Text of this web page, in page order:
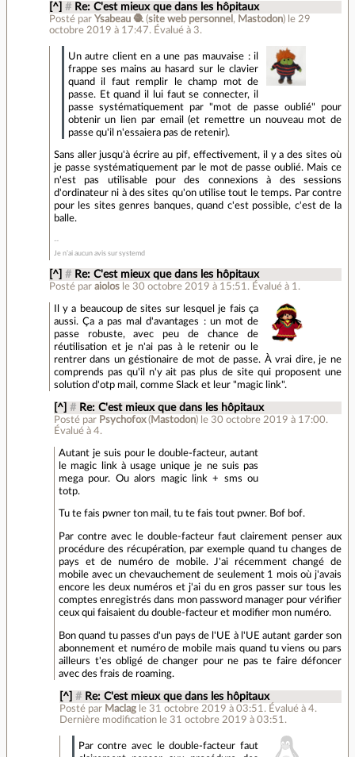
[^] # Re: C'est mieux que dans les hôpitaux
Posté par Ysabeau 🧶(site web personnel , Mastodon) le 29
octobre 2019 à 17:47. Évalué à 3.
Un autre client en a une pas mauvaise : il
frappe ses mains au hasard sur le clavier
quand il faut remplir le champ mot de
passe. Et quand il lui faut se connecter, il
passe systématiquement par "mot de passe oublié" pour
obtenir un lien par email (et remettre un nouveau mot de
passe qu'il n'essaiera pas de retenir).
Sans aller jusqu'à écrire au pif, effectivement, il y a des sites où
je passe systématiquement par le mot de passe oublié. Mais ce
n'est pas utilisable pour des connexions à des sessions
d'ordinateur ni à des sites qu'on utilise tout le temps. Par contre
pour les sites genres banques, quand c'est possible, c'est de la
balle.
Je n’ai aucun avis sur systemd
[^] # Re: C'est mieux que dans les hôpitaux
Posté par aiolos le 30 octobre 2019 à 15:51 . Évalué à 1 .
Il y a beaucoup de sites sur lesquel je fais ça
aussi. Ça a pas mal d'avantages : un mot de
passe robuste, avec peu de chance de
réutilisation et je n'ai pas à le retenir ou le
rentrer dans un géstionaire de mot de passe. À vrai dire, je ne
comprends pas qu'il n'y ait pas plus de site qui proposent une
solution d'otp mail, comme Slack et leur "magic link".
[^] # Re: C'est mieux que dans les hôpitaux
Posté par Psychofox( Mastodon) le 30 octobre 2019 à 17:00.
Évalué à4.
Autant je suis pour le double-facteur, autant
le magic link à usage unique je ne suis pas
mega pour. Ou alors magic link + sms ou
totp.
Tu te fais pwner ton mail, tu te fais tout pwner. Bof bof.
Par contre avec le double-facteur faut clairement penser aux
procédure des récupération, par exemple quand tu changes de
pays et de numéro de mobile. J'ai récemment changé de
mobile avec un chevauchement de seulement 1 mois où j'avais
encore les deux numéros et j'ai du en gros passer sur tous les
comptes enregistrés dans mon password manager pour vérifier
ceux qui faisaient du double-facteur et modifier mon numéro.
Bon quand tu passes d'un pays de l'UE à l'UE autant garder son
abonnement et numéro de mobile mais quand tu viens ou pars
ailleurs t'es obligé de changer pour ne pas te faire défoncer
avec des frais de roaming.
[^] # Re: C'est mieux que dans les hôpitaux
Posté par Maclag le 31 octobre 2019 à 03:51 . Évalué à 4.
Dernière modification le 31 octobre 2019 à 03:51.
Par contre avec le double-facteur faut